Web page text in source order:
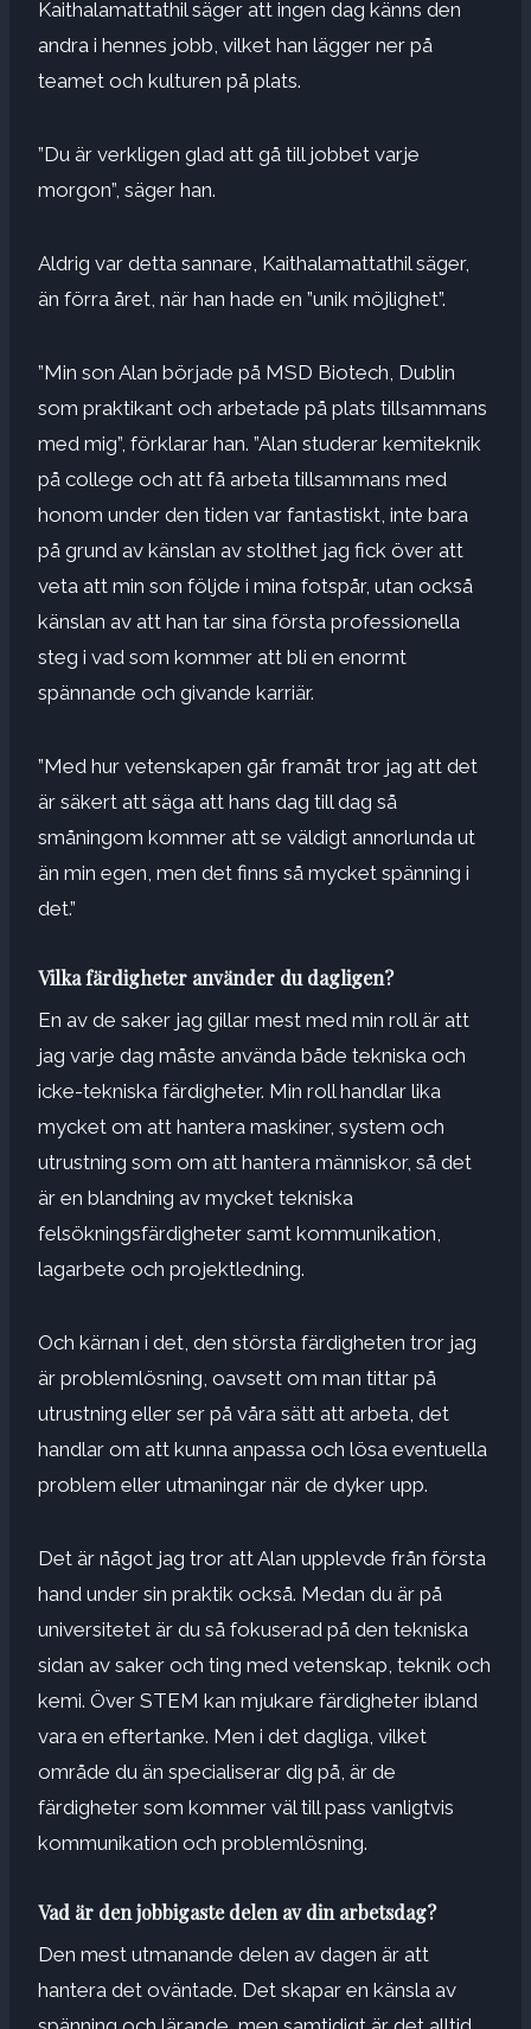
Kaithalamattathil säger att ingen dag känns den
andra i hennes jobb, vilket han lägger ner på
teamet och kulturen på plats.
”Du är verkligen glad att gå till jobbet varje
morgon”, säger han.
Aldrig var detta sannare, Kaithalamattathil säger,
än förra året, när han hade en ”unik möjlighet”.
”Min son Alan började på MSD Biotech, Dublin
som praktikant och arbetade på plats tillsammans
med mig”, förklarar han. ”Alan studerar kemiteknik
på college och att få arbeta tillsammans med
honom under den tiden var fantastiskt, inte bara
på grund av känslan av stolthet jag fick över att
veta att min son följde i mina fotspår, utan också
känslan av att han tar sina första professionella
steg i vad som kommer att bli en enormt
spännande och givande karriär.
”Med hur vetenskapen går framåt tror jag att det
är säkert att säga att hans dag till dag så
småningom kommer att se väldigt annorlunda ut
än min egen, men det finns så mycket spänning i
det.”
Vilka färdigheter använder du dagligen?
En av de saker jag gillar mest med min roll är att
jag varje dag måste använda både tekniska och
icke-tekniska färdigheter. Min roll handlar lika
mycket om att hantera maskiner, system och
utrustning som om att hantera människor, så det
är en blandning av mycket tekniska
felsökningsfärdigheter samt kommunikation,
lagarbete och projektledning.
Och kärnan i det, den största färdigheten tror jag
är problemlösning, oavsett om man tittar på
utrustning eller ser på våra sätt att arbeta, det
handlar om att kunna anpassa och lösa eventuella
problem eller utmaningar när de dyker upp.
Det är något jag tror att Alan upplevde från första
hand under sin praktik också. Medan du är på
universitetet är du så fokuserad på den tekniska
sidan av saker och ting med vetenskap, teknik och
kemi. Över STEM kan mjukare färdigheter ibland
vara en eftertanke. Men i det dagliga, vilket
område du än specialiserar dig på, är de
färdigheter som kommer väl till pass vanligtvis
kommunikation och problemlösning.
Vad är den jobbigaste delen av din arbetsdag?
Den mest utmanande delen av dagen är att
hantera det oväntade. Det skapar en känsla av